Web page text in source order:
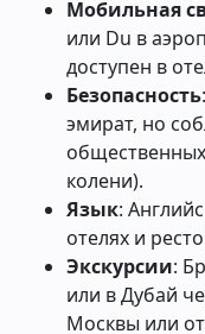
Мобильная
или Du в
доступен в
Безопасность
эмират, но
колени).
Язык:
отелях и
Экскурсии:
или в Дубай
Москвы или